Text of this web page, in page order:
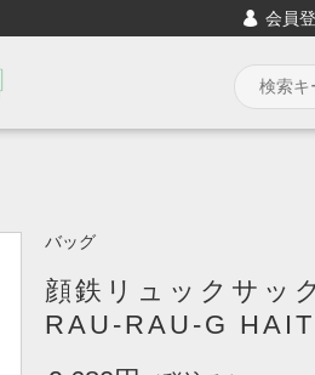
会員
バッグ
顔鉄リュックサッ
RAU-RAU-G